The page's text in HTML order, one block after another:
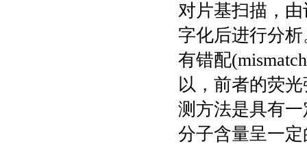
对片基扫描，
字化后进行分
有错配
以，前者的荧
测方法是具有
分子含量呈一